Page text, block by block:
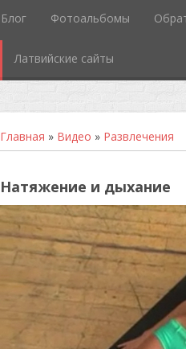
Блог Фотоальбомы
Латвийские сайты
Главная » Видео » Развлечения
Натяжение и дыхание